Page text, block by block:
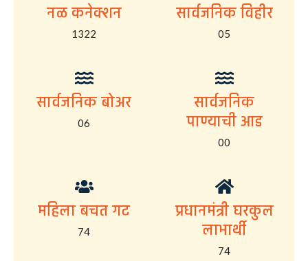
नळ कनेक्शन
1322
सार्वजनिक विहीर
05
सार्वजनिक बोअर
06
सार्वजनिक
पाण्याची आड
00
महिला बचत गट
74
प्रधानमंत्री घरकुल
लाभार्थी
74